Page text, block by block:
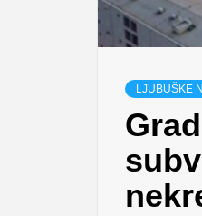
LJUBUŠKE